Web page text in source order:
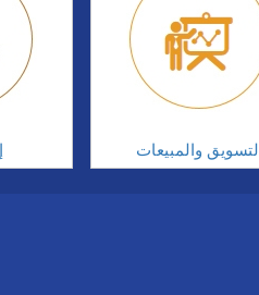
التسويق والمبيعات